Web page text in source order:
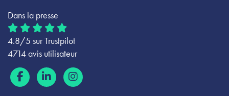
Dans la presse
4.8/5 sur Trustpilot
4714 avis utilisateur